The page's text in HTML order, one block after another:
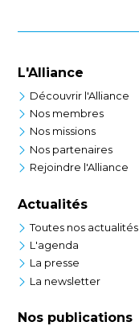
L'Alliance
Découvrir l'Alliance
Nos membres
Nos missions
Nos partenaires
Rejoindre l'Alliance
Actualités
Toutes nos actualités
L'agenda
La presse
La newsletter
Nos publications